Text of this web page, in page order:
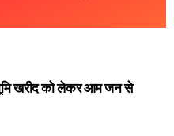
भूमि खरीद को लेकर आम जन से